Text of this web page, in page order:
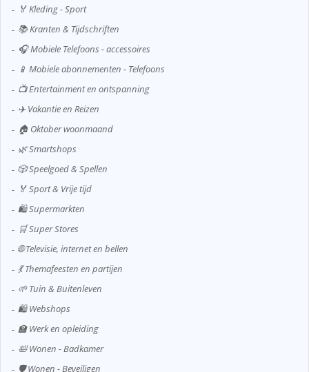
🏅 Kleding - Sport
📚 Kranten & Tijdschriften
🎧 Mobiele Telefoons - accessoires
📱 Mobiele abonnementen - Telefoons
📺 Entertainment en ontspanning
✈️ Vakantie en Reizen
🏠 Oktober woonmaand
🌿 Smartshops
🎲 Speelgoed & Spellen
🏅 Sport & Vrije tijd
🛍️ Supermarkten
🛒 Super Stores
🌐 Televisie, internet en bellen
💃 Themafeesten en partijen
🌱 Tuin & Buitenleven
🛍️ Webshops
🏫 Werk en opleiding
🛀 Wonen - Badkamer
🛡️ Wonen - Beveiligen